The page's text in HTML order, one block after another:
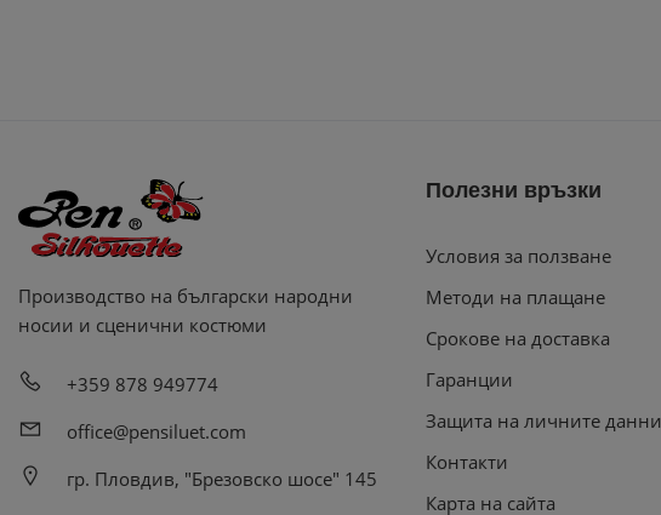
Производство на български народни
носии и сценични костюми
+359 878 949774
office@pensiluet.com
гр. Пловдив, "Брезовско шосе" 145
Полезни връзки
Условия за ползване
Методи на плащане
Срокове на доставка
Гаранции
Защита на личните данни
Контакти
Карта на сайта